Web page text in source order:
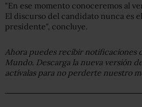
"En ese momento conoceremos al
El discurso del candidato nunca es
presidente", concluye.
Ahora puedes recibir notificaciones
Mundo. Descarga la nueva versión
actívalas para no perderte nuestro